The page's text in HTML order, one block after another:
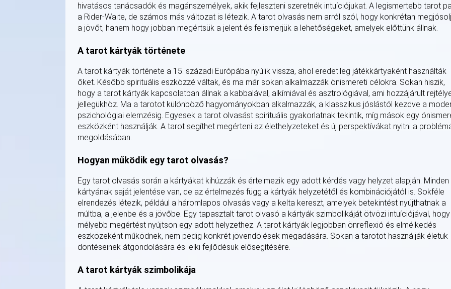
hivatásos tanácsadók és magánszemélyek, akik fejleszteni szeretnék intuíciójukat. A legismertebb tarot
a Rider-Waite, de számos más változat is létezik. A tarot olvasás nem arról szól, hogy konkrétan
a jövőt, hanem hogy jobban megértsük a jelent és felismerjük a lehetőségeket, amelyek előttünk állnak.
A tarot kártyák története
A tarot kártyák története a 15. századi Európába nyúlik vissza, ahol eredetileg játékkártyaként használták
őket. Később spirituális eszközzé váltak, és ma már sokan alkalmazzák önismereti célokra. Sokan hiszik,
hogy a tarot kártyák kapcsolatban állnak a kabbalával, alkímiával és asztrológiával, ami hozzájárult
jellegükhöz. Ma a tarotot különböző hagyományokban alkalmazzák, a klasszikus jóslástól kezdve a
pszichológiai elemzésig. Egyesek a tarot olvasást spirituális gyakorlatnak tekintik, míg mások egy
eszközként használják. A tarot segíthet megérteni az élethelyzeteket és új perspektívákat nyitni a
megoldásában.
Hogyan működik egy tarot olvasás?
Egy tarot olvasás során a kártyákat kihúzzák és értelmezik egy adott kérdés vagy helyzet alapján. Minden
kártyának saját jelentése van, de az értelmezés függ a kártyák helyzetétől és kombinációjától is. Sokféle
elrendezés létezik, például a háromlapos olvasás vagy a kelta kereszt, amelyek betekintést nyújthatnak a
múltba, a jelenbe és a jövőbe. Egy tapasztalt tarot olvasó a kártyák szimbolikáját ötvözi intuíciójával, hogy
mélyebb megértést nyújtson egy adott helyzethez. A tarot kártyák legjobban önreflexió és elmélkedés
eszközeként működnek, nem pedig konkrét jövendölések megadására. Sokan a tarotot használják életük
döntéseinek átgondolására és lelki fejlődésük elősegítésére.
A tarot kártyák szimbolikája